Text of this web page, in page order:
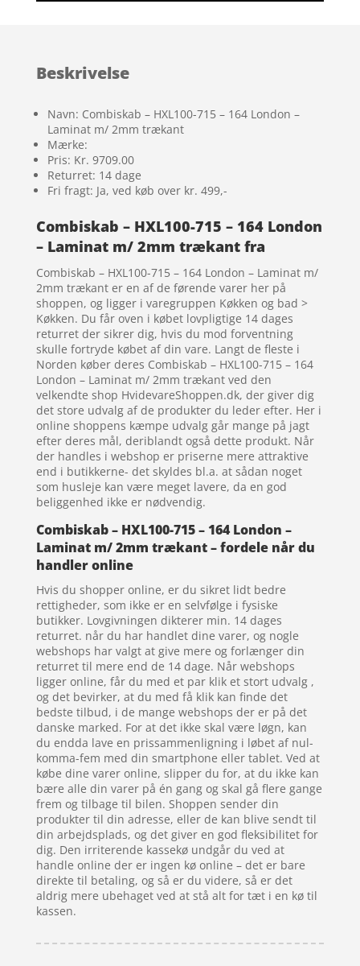
Beskrivelse
Navn: Combiskab – HXL100-715 – 164 London –
Laminat m/ 2mm trækant
Mærke:
Pris: Kr. 9709.00
Returret: 14 dage
Fri fragt: Ja, ved køb over kr. 499,-
Combiskab – HXL100-715 – 164 London
– Laminat m/ 2mm trækant fra
Combiskab – HXL100-715 – 164 London – Laminat m/
2mm trækant er en af de førende varer her på
shoppen, og ligger i varegruppen Køkken og bad >
Køkken. Du får oven i købet lovpligtige 14 dages
returret der sikrer dig, hvis du mod forventning
skulle fortryde købet af din vare. Langt de fleste i
Norden køber deres Combiskab – HXL100-715 – 164
London – Laminat m/ 2mm trækant ved den
velkendte shop HvidevareShoppen.dk, der giver dig
det store udvalg af de produkter du leder efter. Her i
online shoppens kæmpe udvalg går mange på jagt
efter deres mål, deriblandt også dette produkt. Når
der handles i webshop er priserne mere attraktive
end i butikkerne- det skyldes bl.a. at sådan noget
som husleje kan være meget lavere, da en god
beliggenhed ikke er nødvendig.
Combiskab – HXL100-715 – 164 London –
Laminat m/ 2mm trækant – fordele når du
handler online
Hvis du shopper online, er du sikret lidt bedre
rettigheder, som ikke er en selvfølge i fysiske
butikker. Lovgivningen dikterer min. 14 dages
returret. når du har handlet dine varer, og nogle
webshops har valgt at give mere og forlænger din
returret til mere end de 14 dage. Når webshops
ligger online, får du med et par klik et stort udvalg ,
og det bevirker, at du med få klik kan finde det
bedste tilbud, i de mange webshops der er på det
danske marked. For at det ikke skal være løgn, kan
du endda lave en prissammenligning i løbet af nul-
komma-fem med din smartphone eller tablet. Ved at
købe dine varer online, slipper du for, at du ikke kan
bære alle din varer på én gang og skal gå flere gange
frem og tilbage til bilen. Shoppen sender din
produkter til din adresse, eller de kan blive sendt til
din arbejdsplads, og det giver en god fleksibilitet for
dig. Den irriterende kassekø undgår du ved at
handle online der er ingen kø online – det er bare
direkte til betaling, og så er du videre, så er det
aldrig mere ubehaget ved at stå alt for tæt i en kø til
kassen.